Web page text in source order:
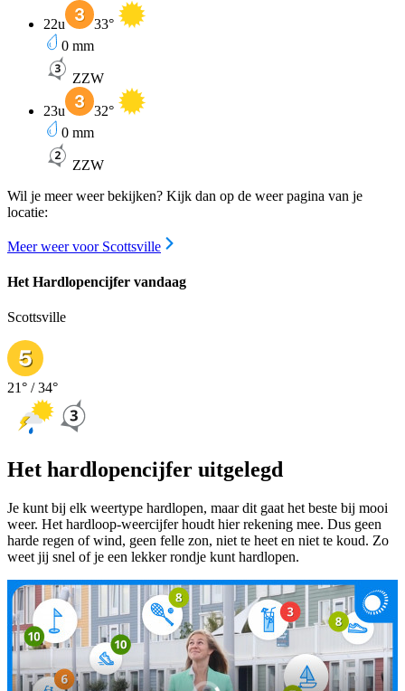
22u 33°
0 mm
ZZW
23u 32°
0 mm
ZZW
Wil je meer weer bekijken? Kijk dan op de weer pagina van je
locatie:
Meer weer voor Scottsville
Het Hardlopencijfer vandaag
Scottsville
21° /34°
Het hardlopencijfer uitgelegd
Je kunt bij elk weertype hardlopen, maar dit gaat het beste bij mooi
weer. Het hardloop-weercijfer houdt hier rekening mee. Dus geen
harde regen of wind, geen felle zon, niet te heet en niet te koud. Zo
weet jij snel of je een lekker rondje kunt hardlopen.